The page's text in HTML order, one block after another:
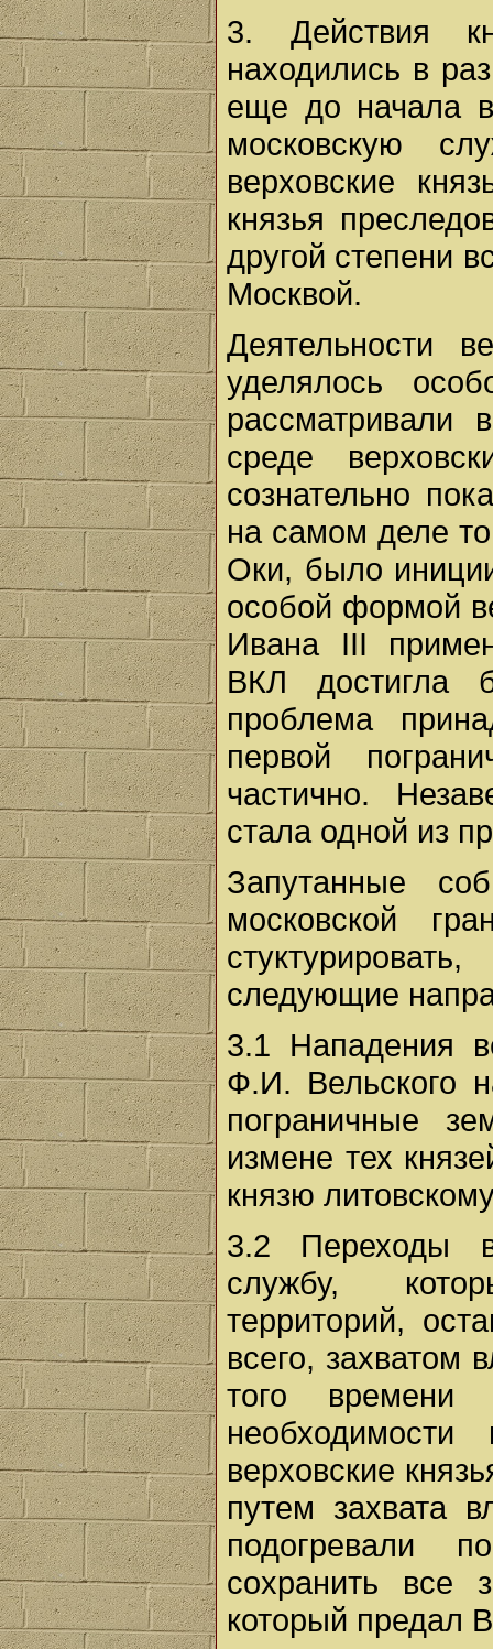
3. Действия
находились в
еще до начала
московскую
верховские
князья
другой степени
Москвой.
Деятельности
уделялось
рассматривали
среде
сознательно
на самом деле
Оки, было
особой формой
Ивана III
ВКЛ достигла
проблема
первой
частично.
стала одной из
Запутанные
московской
следующие
3.1 Нападения
Ф.И. Вельского
пограничные
измене тех
князю
3.2 Переходы
службу,
территорий,
всего, захватом
того
верховские
путем захвата
подогревали
сохранить все
который предал